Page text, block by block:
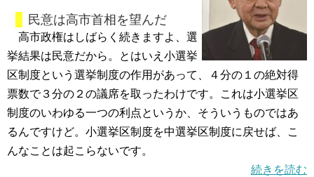
民意は高市首相を望んだ
高市政権はしばらく続きますよ、選
挙結果は民意だから。とはいえ小選挙
区制度という選挙制度の作用があって、４分の１の絶対得
票数で３分の２の議席を取ったわけです。これは小選挙区
制度のいわゆる一つの利点というか、そういうものではあ
るんですけど。小選挙区制度を中選挙区制度に戻せば、こ
んなことは起こらないです。
続きを読む